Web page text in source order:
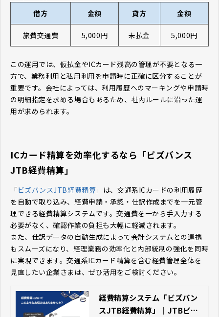
借方
金額 貸方 金額
旅費交通費 5,000円 未払金 5,000円
この運用では、仮払金やICカード残高の管理が不要となる一
方で、業務利用と私用利用を申請時に正確に区分することが
重要です。会社によっては、利用履歴へのマーキングや申請時
の明細指定を求める場合もあるため、社内ルールに沿った運
用が求められます。
ICカード精算を効率化するなら「ビズバンス
JTB経費精算」
「ビズバンスJTB経費精算 」は、交通系ICカードの利用履歴
を自動で取り込み、経費申請・承認・仕訳作成までを一元管
理できる経費精算システムです。交通費を一から手入力する
必要がなく、確認作業の負担も大幅に軽減されます。
また、仕訳データの自動生成によって会計システムとの連携
もスムーズになり、経理業務の効率化と内部統制の強化を同時
に実現できます。交通系ICカード精算を含む経費管理全体を
見直したい企業さまは、ぜひ活用をご検討ください。
経費精算システム「ビズバン
スJTB経費精算」｜JTBビジ